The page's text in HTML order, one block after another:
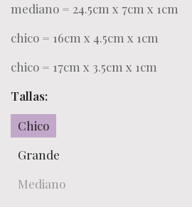
mediano = 24.5cm x 7cm x 1cm
chico = 16cm x 4.5cm x 1cm
chico = 17cm x 3.5cm x 1cm
Tallas:
Chico
Grande
Mediano